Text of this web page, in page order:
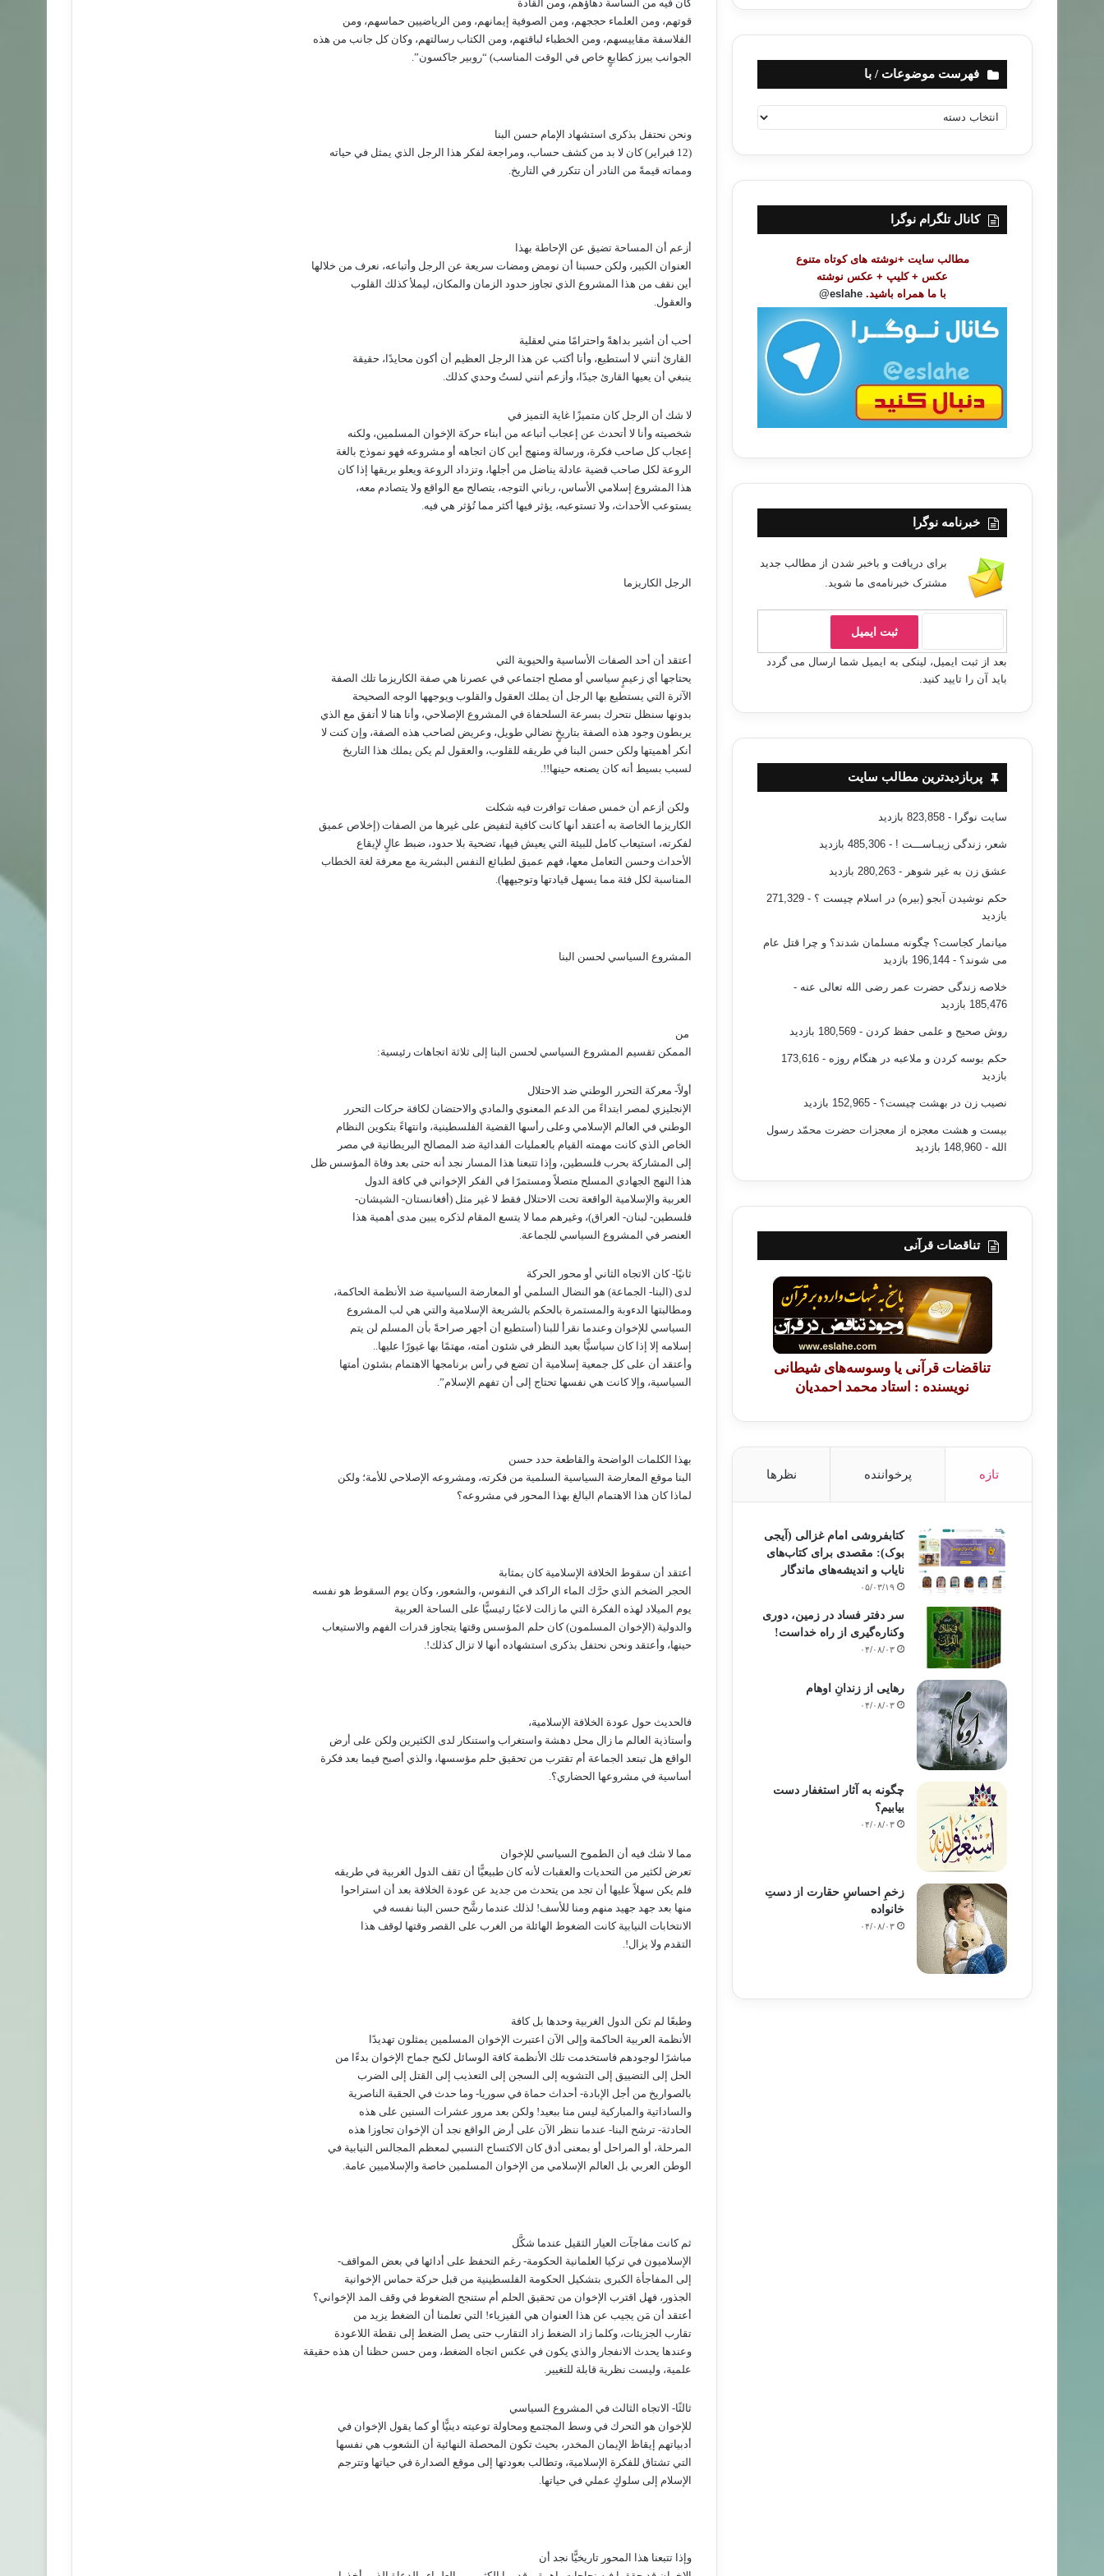
كان فيه من الساسة دهاؤهم، ومن القادة
قوتهم، ومن العلماء حججهم، ومن الصوفية إيمانهم، ومن الرياضيين حماسهم، ومن
الفلاسفة مقاييسهم، ومن الخطباء لباقتهم، ومن الكتاب رسالتهم، وكان كل جانب من هذه
الجوانب يبرز كطابعٍ خاص في الوقت المناسب) “روبير جاكسون”.
ونحن نحتفل بذكرى استشهاد الإمام حسن البنا
(12 فبراير) كان لا بد من كشف حساب، ومراجعة لفكر هذا الرجل الذي يمثل في حياته
ومماته قيمةً من النادر أن تتكرر في التاريخ.
أزعم أن المساحة تضيق عن الإحاطة بهذا
العنوان الكبير، ولكن حسبنا أن نومض ومضات سريعة عن الرجل وأتباعه، نعرف من خلالها
أين نقف من هذا المشروع الذي تجاوز حدود الزمان والمكان، ليملأ كذلك القلوب
والعقول.
أحب أن أشير بداهةً واحترامًا مني لعقلية
القارئ أنني لا أستطيع، وأنا أكتب عن هذا الرجل العظيم أن أكون محايدًا، حقيقة
ينبغي أن يعيها القارئ جيدًا، وأزعم أنني لستُ وحدي كذلك.
لا شك أن الرجل كان متميزًا غاية التميز في
شخصيته وأنا لا أتحدث عن إعجاب أتباعه من أبناء حركة الإخوان المسلمين، ولكنه
إعجاب كل صاحب فكرة، ورسالة ومنهج أين كان اتجاهه أو مشروعه فهو نموذج بالغة
الروعة لكل صاحب قضية عادلة يناضل من أجلها، وتزداد الروعة ويعلو بريقها إذا كان
هذا المشروع إسلامي الأساس، رباني التوجه، يتصالح مع الواقع ولا يتصادم معه،
يستوعب الأحداث، ولا تستوعبه، يؤثر فيها أكثر مما تُؤثر هي فيه.
الرجل الكاريزما
أعتقد أن أحد الصفات الأساسية والحيوية التي
يحتاجها أي زعيمٍ سياسي أو مصلح اجتماعي في عصرنا هي صفة الكاريزما تلك الصفة
الآثرة التي يستطيع بها الرجل أن يملك العقول والقلوب ويوجهها الوجه الصحيحة
بدونها سنظل نتحرك بسرعة السلحفاة في المشروع الإصلاحي، وأنا هنا لا أتفق مع الذي
يربطون وجود هذه الصفة بتاريخٍ نضالي طويل، وعريض لصاحب هذه الصفة، وإن كنت لا
أنكر أهميتها ولكن حسن البنا في طريقه للقلوب، والعقول لم يكن يملك هذا التاريخ
لسبب بسيط أنه كان يصنعه حينها!!.
ولكن أزعم أن خمس صفات توافرت فيه شكلت
الكاريزما الخاصة به أعتقد أنها كانت كافية لتفيض على غيرها من الصفات (إخلاص عميق
لفكرته، استيعاب كامل للبيئة التي يعيش فيها، تضحية بلا حدود، ضبط عالٍ لإيقاع
الأحداث وحسن التعامل معها، فهم عميق لطبائع النفس البشرية مع معرفة لغة الخطاب
المناسبة لكل فئة مما يسهل قيادتها وتوجيهها).
المشروع السياسي لحسن البنا
من
الممكن تقسيم المشروع السياسي لحسن البنا إلى ثلاثة اتجاهات رئيسية:
أولاً- معركة التحرر الوطني ضد الاحتلال
الإنجليزي لمصر ابتداءً من الدعم المعنوي والمادي والاحتضان لكافة حركات التحرر
الوطني في العالم الإسلامي وعلى رأسها القضية الفلسطينية، وانتهاءً بتكوين النظام
الخاص الذي كانت مهمته القيام بالعمليات الفدائية ضد المصالح البريطانية في مصر
إلى المشاركة بحرب فلسطين، وإذا تتبعنا هذا المسار نجد أنه حتى بعد وفاة المؤسس ظل
هذا النهج الجهادي المسلح متصلاً ومستمرًا في الفكر الإخواني في كافة الدول
العربية والإسلامية الواقعة تحت الاحتلال فقط لا غير مثل (أفغانستان- الشيشان-
فلسطين- لبنان- العراق)، وغيرهم مما لا يتسع المقام لذكره يبين مدى أهمية هذا
العنصر في المشروع السياسي للجماعة.
ثانيًا- كان الاتجاه الثاني أو محور الحركة
لدى (البنا- الجماعة) هو النضال السلمي أو المعارضة السياسية ضد الأنظمة الحاكمة،
ومطالبتها الدءوبة والمستمرة بالحكم بالشريعة الإسلامية والتي هي لب المشروع
السياسي للإخوان وعندما نقرأ للبنا (أستطيع أن أجهر صراحةً بأن المسلم لن يتم
إسلامه إلا إذا كان سياسيًّا بعيد النظر في شئون أمته، مهتمًا بها غيورًا عليها..
وأعتقد أن على كل جمعية إسلامية أن تضع في رأس برنامجها الاهتمام بشئون أمتها
السياسية، وإلا كانت هي نفسها تحتاج إلى أن تفهم الإسلام”.
بهذا الكلمات الواضحة والقاطعة حدد حسن
البنا موقع المعارضة السياسية السلمية من فكرته، ومشروعه الإصلاحي للأمة؛ ولكن
لماذا كان هذا الاهتمام البالغ بهذا المحور في مشروعه؟
أعتقد أن سقوط الخلافة الإسلامية كان بمثابة
الحجر الضخم الذي حرَّك الماء الراكد في النفوس، والشعور، وكان يوم السقوط هو نفسه
يوم الميلاد لهذه الفكرة التي ما زالت لاعبًا رئيسيًّا على الساحة العربية
والدولية (الإخوان المسلمون) كان حلم المؤسس وقتها يتجاوز قدرات الفهم والاستيعاب
حينها، وأعتقد ونحن نحتفل بذكرى استشهاده أنها لا تزال كذلك!.
فالحديث حول عودة الخلافة الإسلامية،
وأستاذية العالم ما زال محل دهشة واستغراب واستنكار لدى الكثيرين ولكن على أرض
الواقع هل تبتعد الجماعة أم تقترب من تحقيق حلم مؤسسها، والذي أصبح فيما بعد فكرة
أساسية في مشروعها الحضاري؟.
مما لا شك فيه أن الطموح السياسي للإخوان
تعرض لكثير من التحديات والعقبات لأنه كان طبيعيًّا أن تقف الدول الغربية في طريقه
فلم يكن سهلاً عليها أن تجد من يتحدث من جديد عن عودة الخلافة بعد أن استراحوا
منها بعد جهد جهيد منهم ومنا للأسف! لذلك عندما رشَّح حسن البنا نفسه في
الانتخابات النيابية كانت الضغوط الهائلة من الغرب على القصر وقتها لوقف هذا
التقدم ولا يزال!.
وطبعًا لم تكن الدول الغربية وحدها بل كافة
الأنظمة العربية الحاكمة وإلى الآن اعتبرت الإخوان المسلمين يمثلون تهديدًا
مباشرًا لوجودهم فاستخدمت تلك الأنظمة كافة الوسائل لكبح جماح الإخوان بدءًا من
الحل إلى التضييق إلى التشويه إلى السجن إلى التعذيب إلى القتل إلى الضرب
بالصواريخ من أجل الإبادة- أحداث حماة في سوريا- وما حدث في الحقبة الناصرية
والساداتية والمباركية ليس منا ببعيد! ولكن بعد مرور عشرات السنين على هذه
الحادثة- ترشح البنا- عندما ننظر الآن على أرض الواقع نجد أن الإخوان تجاوزا هذه
المرحلة، أو المراحل أو بمعنى أدق كان الاكتساح النسبي لمعظم المجالس النيابية في
الوطن العربي بل العالم الإسلامي من الإخوان المسلمين خاصة والإسلاميين عامة.
ثم كانت مفاجآت العيار الثقيل عندما شكَّل
الإسلاميون في تركيا العلمانية الحكومة- رغم التحفظ على أدائها في بعض المواقف-
إلى المفاجأة الكبرى بتشكيل الحكومة الفلسطينية من قبل حركة حماس الإخوانية
الجذور، فهل اقترب الإخوان من تحقيق الحلم أم ستنجح الضغوط في وقف المد الإخواني؟
أعتقد أن مَن يجيب عن هذا العنوان هي الفيزياء! التي تعلمنا أن الضغط يزيد من
تقارب الجزيئات، وكلما زاد الضغط زاد التقارب حتى يصل الضغط إلى نقطة اللاعودة
وعندها يحدث الانفجار والذي يكون في عكس اتجاه الضغط، ومن حسن حظنا أن هذه حقيقة
علمية، وليست نظرية قابلة للتغيير.
ثالثًا- الاتجاه الثالث في المشروع السياسي
للإخوان هو التحرك في وسط المجتمع ومحاولة توعيته دينيًّا أو كما يقول الإخوان في
أدبياتهم إيقاظ الإيمان المخدر، بحيث تكون المحصلة النهائية أن الشعوب هي نفسها
التي تشتاق للفكرة الإسلامية، وتطالب بعودتها إلى موقع الصدارة في حياتها وتترجم
الإسلام إلى سلوكٍ عملي في حياتها.
وإذا تتبعنا هذا المحور تاريخيًّا نجد أن
فهرست موضوعات / با
ه
ت
ض
کانال تلگرام نوگرا
مطالب سایت +نوشته های کوتاه متنوع
عکس + کلیپ + عکس نوشته
با ما همراه باشید. eslahe@
خبرنامه نوگرا
برای دریافت و باخبر شدن از مطالب جدید
مشترک خبرنامه‌ی ما شوید.
بعد از ثبت ایمیل، لینکی به ایمیل شما ارسال می گردد
باید آن را تایید کنید.
پربازدیدترین مطالب سایت
سایت نوگرا - 823,858 بازدید
شعر، زندگی زیبـاســـت ! - 485,306 بازدید
عشق زن به غیر شوهر - 280,263 بازدید
حکم نوشیدن آبجو (بیره) در اسلام چیست ؟
- 271,329
بازدید
میانمار کجاست؟ چگونه مسلمان شدند؟ و چرا قتل عام
می شوند؟ - 196,144 بازدید
خلاصه زندگی حضرت عمر رضی الله تعالی عنه -
185,476 بازدید
روش صحیح و علمی حفظ کردن - 180,569 بازدید
حکم بوسه کردن و ملاعبه در هنگام روزه
- 173,616
بازدید
نصیب زن در بهشت چیست؟ - 152,965 بازدید
بیست و هشت معجزه از معجزات حضرت محمّد رسول
الله - 148,960 بازدید
تناقضات قرآنی
تناقضات قرآنی یا وسوسه‌های شیطانی
نویسنده : استاد محمد احمدیان
تازه پرخواننده نظرها
کتابفروشی امام غزالی (آیجی
بوک): مقصدی برای کتاب‌های
نایاب و اندیشه‌های ماندگار
۰۵/۰۳/۱۹
سر دفتر فساد در زمین‌، دوری
وکناره‌گیری از راه خداست‌!
۰۴/۰۸/۰۳
رهایی از زندانِ اوهام
۰۴/۰۸/۰۳
چگونه به آثار استغفار دست
بیابیم؟
۰۴/۰۸/۰۳
زخمِ احساسِ حقارت از دستِ
خانواده
۰۴/۰۸/۰۳